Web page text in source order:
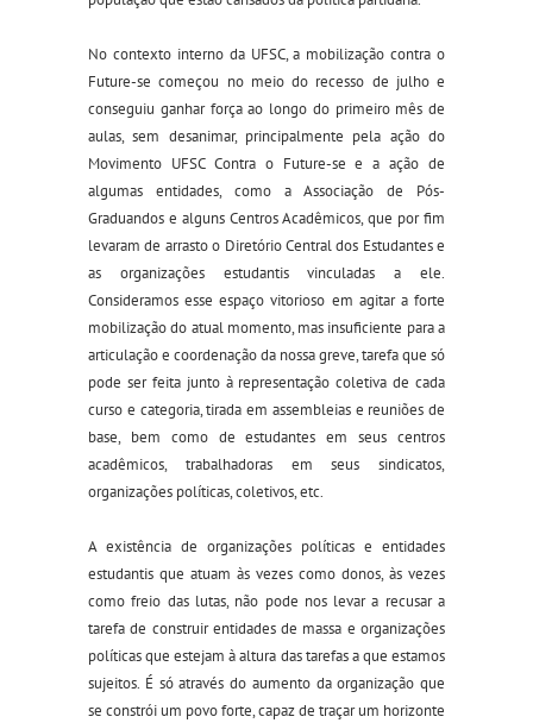
No contexto interno da UFSC, a mobilização contra o
Future-se começou no meio do recesso de julho e
conseguiu ganhar força ao longo do primeiro mês de
aulas, sem desanimar, principalmente pela ação do
Movimento UFSC Contra o Future-se e a ação de
algumas entidades, como a Associação de Pós-
Graduandos e alguns Centros Acadêmicos, que por fim
levaram de arrasto o Diretório Central dos Estudantes e
as organizações estudantis vinculadas a ele.
Consideramos esse espaço vitorioso em agitar a forte
mobilização do atual momento, mas insuficiente para a
articulação e coordenação da nossa greve, tarefa que só
pode ser feita junto à representação coletiva de cada
curso e categoria, tirada em assembleias e reuniões de
base, bem como de estudantes em seus centros
acadêmicos, trabalhadoras em seus sindicatos,
organizações políticas, coletivos, etc.
A existência de organizações políticas e entidades
estudantis que atuam às vezes como donos, às vezes
como freio das lutas, não pode nos levar a recusar a
tarefa de construir entidades de massa e organizações
políticas que estejam à altura das tarefas a que estamos
sujeitos. É só através do aumento da organização que
se constrói um povo forte, capaz de traçar um horizonte